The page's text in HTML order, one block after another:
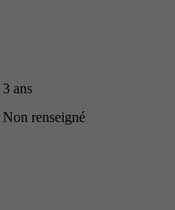
3 ans
Non renseigné